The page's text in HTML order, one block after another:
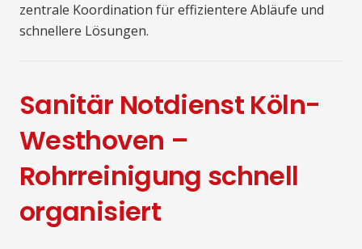
zentrale Koordination für effizientere Abläufe und
schnellere Lösungen.
Sanitär Notdienst Köln-
Westhoven –
Rohrreinigung schnell
organisiert